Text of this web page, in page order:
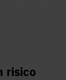
risico